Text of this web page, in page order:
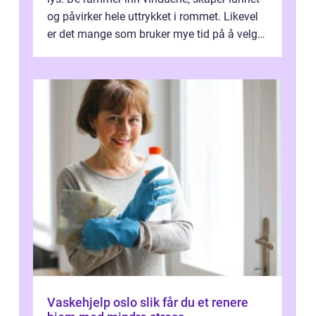
og påvirker hele uttrykket i rommet. Likevel
er det mange som bruker mye tid på å velge
Vaskehjelp oslo slik får du et renere